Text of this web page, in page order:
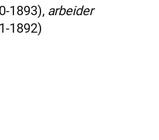
1893), arbeider
1892)